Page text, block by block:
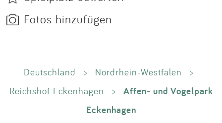
Fotos hinzufügen
Deutschland > Nordrhein-Westfalen
>
Reichshof Eckenhagen
>
Affen- und Vogelpark
Eckenhagen